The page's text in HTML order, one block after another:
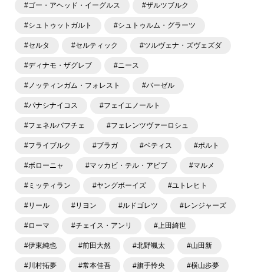
#ゴー・アヘッド・イーグルス #ザルツブルク
#シュトゥットガルト #シュトゥルム・グラーツ
#セルタ #セルティック #ツルヴェナ・ズヴェズダ
#ディナモ・ザグレブ #ニース
#ノッティンガム・フォレスト #バーゼル
#パナシナイコス #フェイエノールト
#フェネルバフチェ #フェレンツヴァーロシュ
#フライブルク #ブラガ #ベティス #ポルト
#ボローニャ #マッカビ・テル・アビブ #マルメ
#ミッティラン #ヤングボーイズ #ユトレヒト
#リール #リヨン #ルドゴレツ #レンジャーズ
#ローマ #チェイス・アンリ #上田綺世
#伊東純也 #前田大然 #北野颯太 #山田新
#川村拓夢 #常本佳吾 #旗手怜央 #横山歩夢